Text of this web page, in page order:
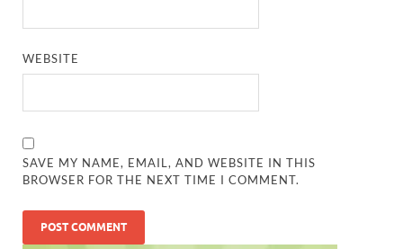
WEBSITE
SAVE MY NAME, EMAIL, AND WEBSITE IN THIS
BROWSER FOR THE NEXT TIME I COMMENT.